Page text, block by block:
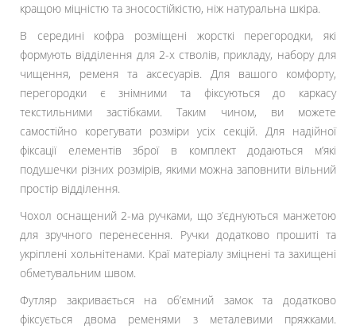
кращою міцністю та зносостійкістю, ніж натуральна шкіра.
В середині кофра розміщені жорсткі перегородки, які
формують відділення для 2-х стволів, прикладу, набору для
чищення, ременя та аксесуарів. Для вашого комфорту,
перегородки є знімними та фіксуються до каркасу
текстильними застібками. Таким чином, ви можете
самостійно корегувати розміри усіх секцій. Для надійної
фіксації елементів зброї в комплект додаються м’які
подушечки різних розмірів, якими можна заповнити вільний
простір відділення.
Чохол оснащений 2-ма ручками, що з’єднуються манжетою
для зручного перенесення. Ручки додатково прошиті та
укріплені хольнітенами. Краї матеріалу зміцнені та захищені
обметувальним швом.
Футляр закривається на об’ємний замок та додатково
фіксується двома ременями з металевими пряжками.